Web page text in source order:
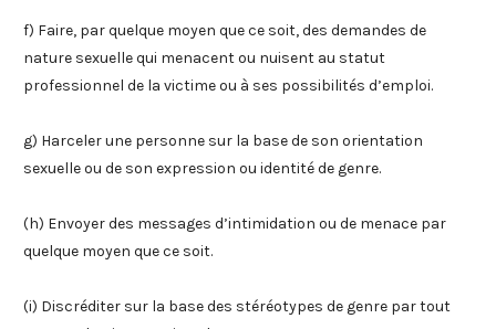
f) Faire, par quelque moyen que ce soit, des demandes de
nature sexuelle qui menacent ou nuisent au statut
professionnel de la victime ou à ses possibilités d’emploi.
g) Harceler une personne sur la base de son orientation
sexuelle ou de son expression ou identité de genre.
(h) Envoyer des messages d’intimidation ou de menace par
quelque moyen que ce soit.
(i) Discréditer sur la base des stéréotypes de genre par tout